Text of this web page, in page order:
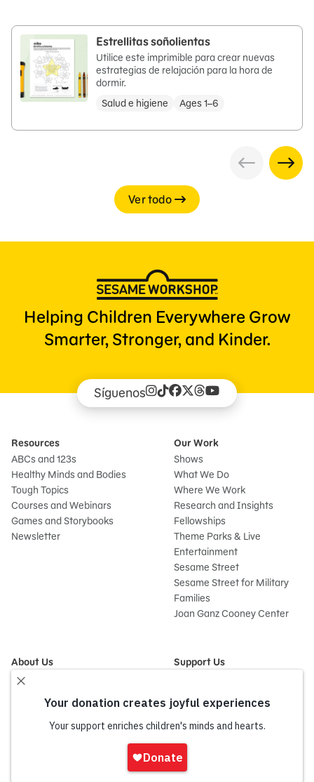
Estrellitas soñolientas
Utilice este imprimible para crear nuevas
estrategias de relajación para la hora de
dormir.
Salud e higiene
Ages 1–6
Ver todo
Helping Children Everywhere Grow
Smarter, Stronger, and Kinder.
Síguenos
Resources
ABCs and 123s
Healthy Minds and Bodies
Tough Topics
Courses and Webinars
Games and Storybooks
Newsletter
Our Work
Shows
What We Do
Where We Work
Research and Insights
Fellowships
Theme Parks & Live
Entertainment
Sesame Street
Sesame Street for Military
Families
Joan Ganz Cooney Center
About Us
Mission and History
Financials
Partners
Support Us
Giving
Impact Report